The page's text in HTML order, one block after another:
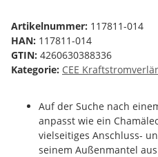
Artikelnummer: 117811-014
HAN: 117811-014
GTIN: 4260630388336
Kategorie: CEE
Auf der Suche nach
anpasst wie ein
vielseitiges Anschluss-
seinem Außenmantel